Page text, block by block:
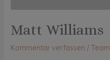
Matt Williams
Kommentar verfassen /Team